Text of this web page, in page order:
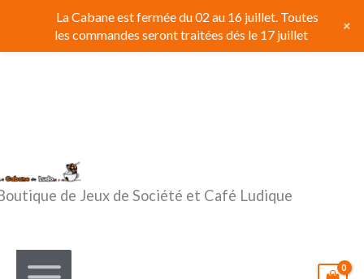
contenu
de Jeux de Société et Café Ludique
La Cabane est fermée du 02 au 16 juillet. Toutes
les commandes seront traitées dés le 17 juillet
+